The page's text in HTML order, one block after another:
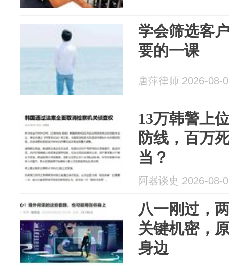
学会筛选客
要的一课
唐萍律师 2026-08-
13万韩警上
防线，百万
当？
阿器谈史 2026-08-
八一刚过，
关键机密，
身边